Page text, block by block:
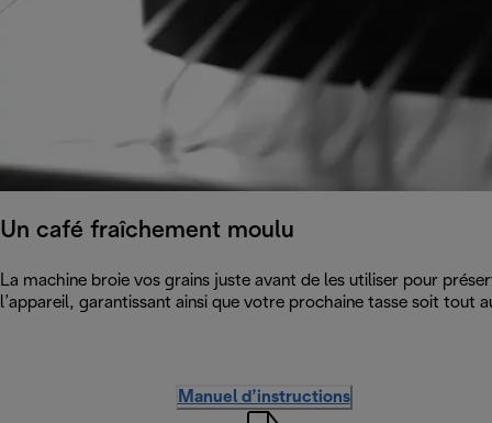
Un café fraîchement moulu
La machine broie vos grains juste avant de les utiliser pour
l’appareil, garantissant ainsi que votre prochaine tasse soit tout
Manuel d’instructions